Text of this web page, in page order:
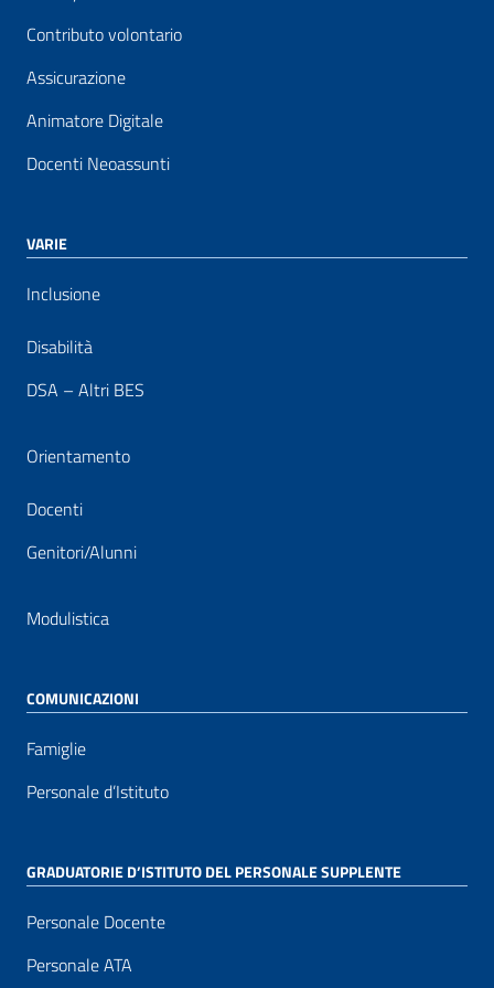
Contributo volontario
Assicurazione
Animatore Digitale
Docenti Neoassunti
VARIE
Inclusione
Disabilità
DSA – Altri BES
Orientamento
Docenti
Genitori/Alunni
Modulistica
COMUNICAZIONI
Famiglie
Personale d’Istituto
GRADUATORIE D’ISTITUTO DEL PERSONALE SUPPLENTE
Personale Docente
Personale ATA